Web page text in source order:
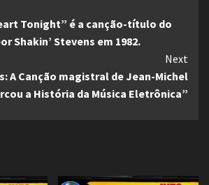
Tonight” é a canção-título do
Shakin’ Stevens em 1982.
Next
A Canção magistral de Jean-Michel
a História da Música Eletrônica”